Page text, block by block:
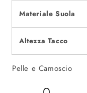
Materiale Suola
Altezza Tacco
Pelle e Camoscio